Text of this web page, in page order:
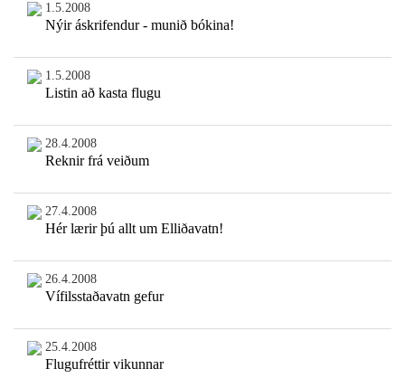
1.5.2008
Nýir áskrifendur - munið bókina!
1.5.2008
Listin að kasta flugu
28.4.2008
Reknir frá veiðum
27.4.2008
Hér lærir þú allt um Elliðavatn!
26.4.2008
Vífilsstaðavatn gefur
25.4.2008
Flugufréttir vikunnar